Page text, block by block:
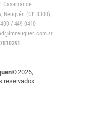
Casagrande
Neuquén (CP 8300)
/ 449 0410
© 2026,
reservados